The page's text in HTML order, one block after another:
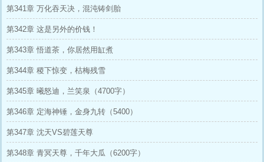
第341章 万化吞天决，混沌铸剑胎
第342章 这是另外的价钱！
第343章 悟道茶，你居然用缸煮
第344章 稷下惊变，枯梅残雪
第345章 曦怒迪，兰笑泉（4700字）
第346章 定海神锤，金身九转（5400）
第347章 沈天VS碧莲天尊
第348章 青冥天尊，千年大瓜（6200字）